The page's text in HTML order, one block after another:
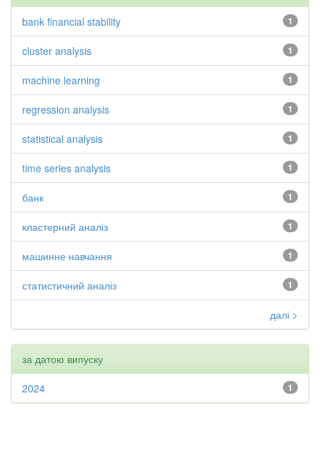
1
bank financial stability
1
cluster analysis
1
machine learning
1
regression analysis
1
statistical analysis
1
time series analysis
1
банк
1
кластерний аналіз
1
машинне навчання
1
статистичний аналіз
далі >
за датою випуску
1
2024